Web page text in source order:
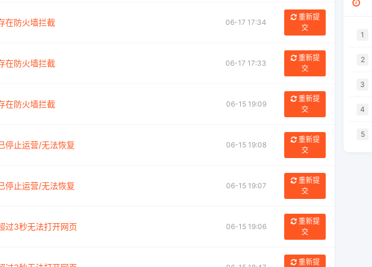
在防火墙拦截 06-17 17:34
重新提
交
在防火墙拦截 06-17 17:33
重新提
交
在防火墙拦截 06-15 19:09
重新提
交
停止运营/无法恢复 06-15 19:08
重新提
交
停止运营/无法恢复 06-15 19:07
重新提
交
过3秒无法打开网页 06-15 19:06
重新提
交
重新提
1
2
3
4
5